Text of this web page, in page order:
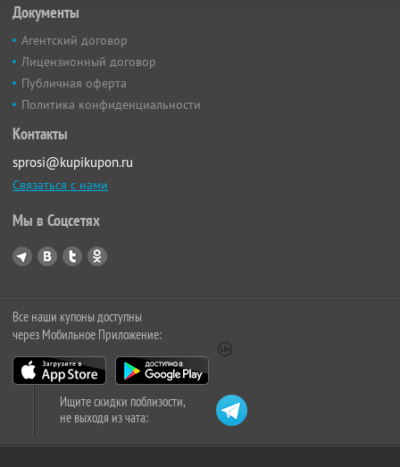
Документы
Агентский договор
Лицензионный договор
Публичная оферта
Политика конфиденциальности
Контакты
sprosi@kupikupon.ru
Связаться с нами
Мы в Соцсетях
Все наши купоны доступны
через Мобильное Приложение:
Ищите скидки поблизости,
не выходя из чата: